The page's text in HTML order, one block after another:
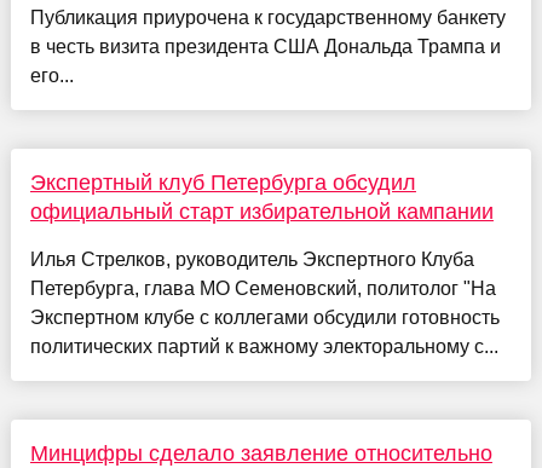
Публикация приурочена к государственному банкету
в честь визита президента США Дональда Трампа и
его...
Экспертный клуб Петербурга обсудил
официальный старт избирательной кампании
Илья Стрелков, руководитель Экспертного Клуба
Петербурга, глава МО Семеновский, политолог "На
Экспертном клубе с коллегами обсудили готовность
политических партий к важному электоральному с...
Минцифры сделало заявление относительно